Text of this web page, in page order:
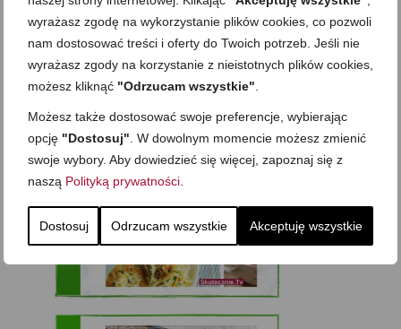
wyrażasz zgodę na wykorzystanie plików cookies, co pozwoli
nam dostosować treści i oferty do Twoich potrzeb. Jeśli nie
wyrażasz zgody na korzystanie z nieistotnych plików cookies,
możesz kliknąć "Odrzucam wszystkie"
Możesz także dostosować swoje preferencje, wybierając
opcję "Dostosuj" . W dowolnym momencie możesz zmienić
swoje wybory. Aby dowiedzieć się więcej, zapoznaj się z
naszą Polityką prywatności
Dostosuj Odrzucam wszystkie Akceptuję wszystkie
eBooki i video inspiracje dla Ciebie